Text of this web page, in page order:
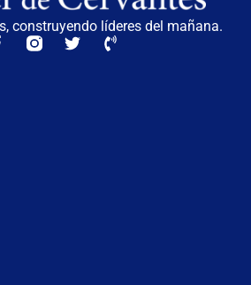
construyendo líderes del mañana.